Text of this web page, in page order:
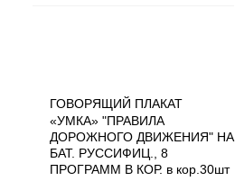
ГОВОРЯЩИЙ ПЛАКАТ
«УМКА» "ПРАВИЛА
ДОРОЖНОГО ДВИЖЕНИЯ" НА
БАТ. РУССИФИЦ., 8
ПРОГРАММ В КОР. в кор.30шт